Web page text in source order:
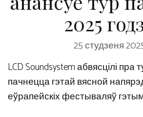
2025
25 студзеня
LCD Soundsystem абвясцілі пра
пачнецца гэтай вясной
еўрапейскіх фестываляў